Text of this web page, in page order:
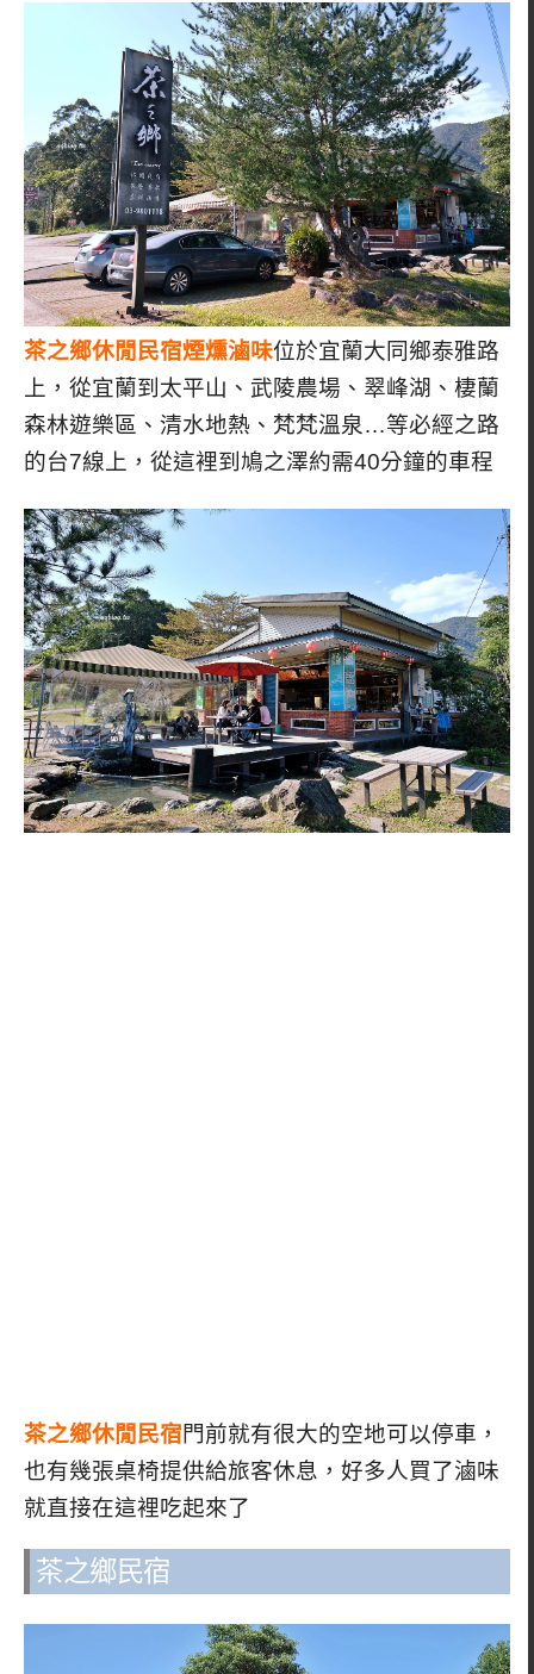
茶之鄉休閒民宿煙燻滷味位於宜蘭大同鄉泰雅路
上，從宜蘭到太平山、武陵農場、翠峰湖、棲蘭
森林遊樂區、清水地熱、梵梵溫泉…等必經之路
的台7線上，從這裡到鳩之澤約需40分鐘的車程
茶之鄉休閒民宿門前就有很大的空地可以停車，
也有幾張桌椅提供給旅客休息，好多人買了滷味
就直接在這裡吃起來了
茶之鄉民宿